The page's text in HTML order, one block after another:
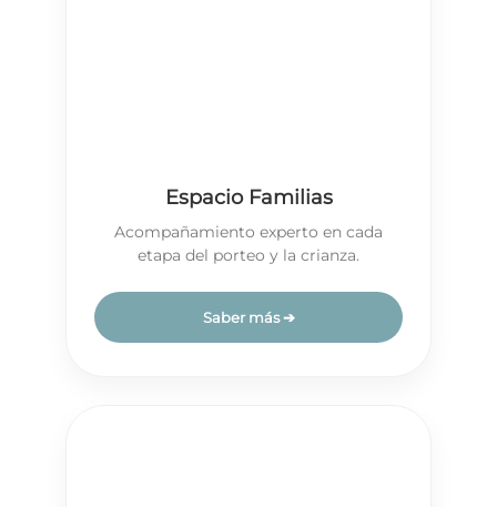
Espacio Familias
Acompañamiento experto en cada
etapa del porteo y la crianza.
Saber más ➔